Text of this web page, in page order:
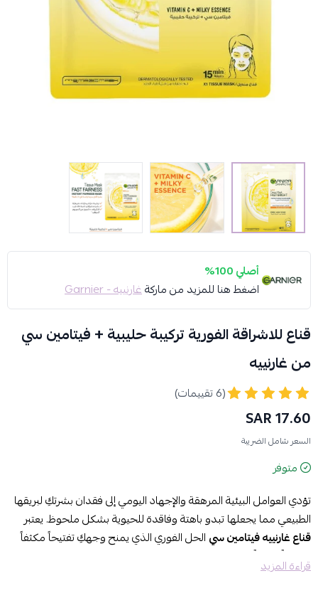
أصلي 100%
اضغط هنا للمزيد من ماركةغارنييه - Garnier
قناع للاشراقة الفورية تركيبة حليبية + فيتامين سي
من غارنييه
(6 تقييمات)
17.60 SAR
السعر شامل الضريبة
متوفر
تؤدي العوامل البيئية المرهقة والإجهاد اليومي إلى فقدان بشرتكِ لبريقها
الطبيعي مما يجعلها تبدو باهتة وفاقدة للحيوية بشكل ملحوظ. يعتبر
قناع غارنييه فيتامين سي الحل الفوري الذي يمنح وجهكِ تفتيحاً مكثفاً
وترطيباً حليبياً يعيد إليكِ نضارتكِ المشرقة في 15 دقيقة فقط.
مميزات قناع غارنييه للوجه (بفيتامين C وخلاصة الحليب):
قراءة المزيد